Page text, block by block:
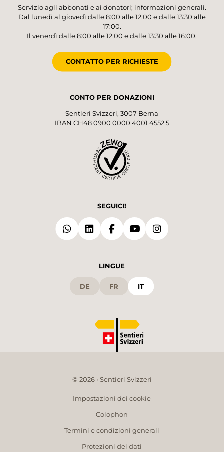
Servizio agli abbonati e ai donatori; informazioni generali.
Dal lunedì al giovedì dalle 8:00 alle 12:00 e dalle 13:30 alle
17:00.
Il venerdì dalle 8:00 alle 12:00 e dalle 13:30 alle 16:00.
CONTATTO PER RICHIESTE
CONTO PER DONAZIONI
Sentieri Svizzeri, 3007 Berna
IBAN CH48 0900 0000 4001 4552 5
SEGUICI!
LINGUE
DE FR IT
© 2026 • Sentieri Svizzeri
Impostazioni dei cookie
Colophon
Termini e condizioni generali
Protezioni dei dati